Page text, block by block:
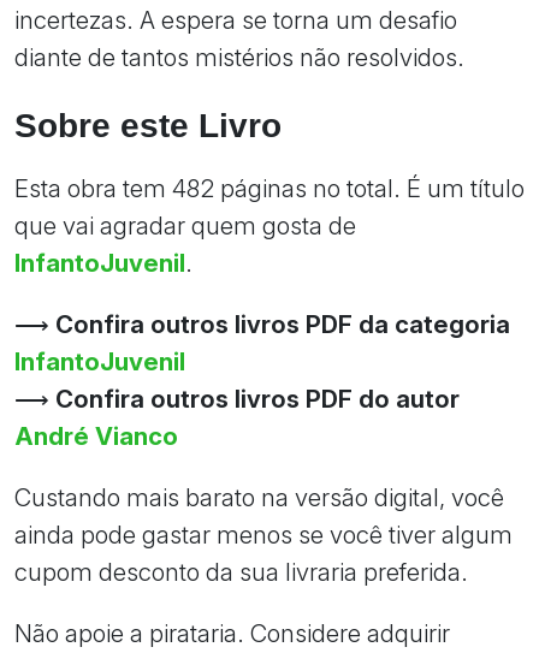
incertezas. A espera se torna um desafio
diante de tantos mistérios não resolvidos.
Sobre este Livro
Esta obra tem 482 páginas no total. É um título
que vai agradar quem gosta de
InfantoJuvenil.
⟶ Confira outros livros PDF da categoria
InfantoJuvenil
⟶ Confira outros livros PDF do autor
André Vianco
Custando mais barato na versão digital, você
ainda pode gastar menos se você tiver algum
cupom desconto da sua livraria preferida.
Não apoie a pirataria. Considere adquirir